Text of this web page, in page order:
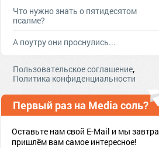
Что нужно знать о пятидесятом
псалме?
А поутру они проснулись...
Пользовательское соглашение,
Политика конфиденциальности
Первый раз на Media соль?
Оставьте нам свой E-Mail и мы завтра
пришлём вам самое интересное!